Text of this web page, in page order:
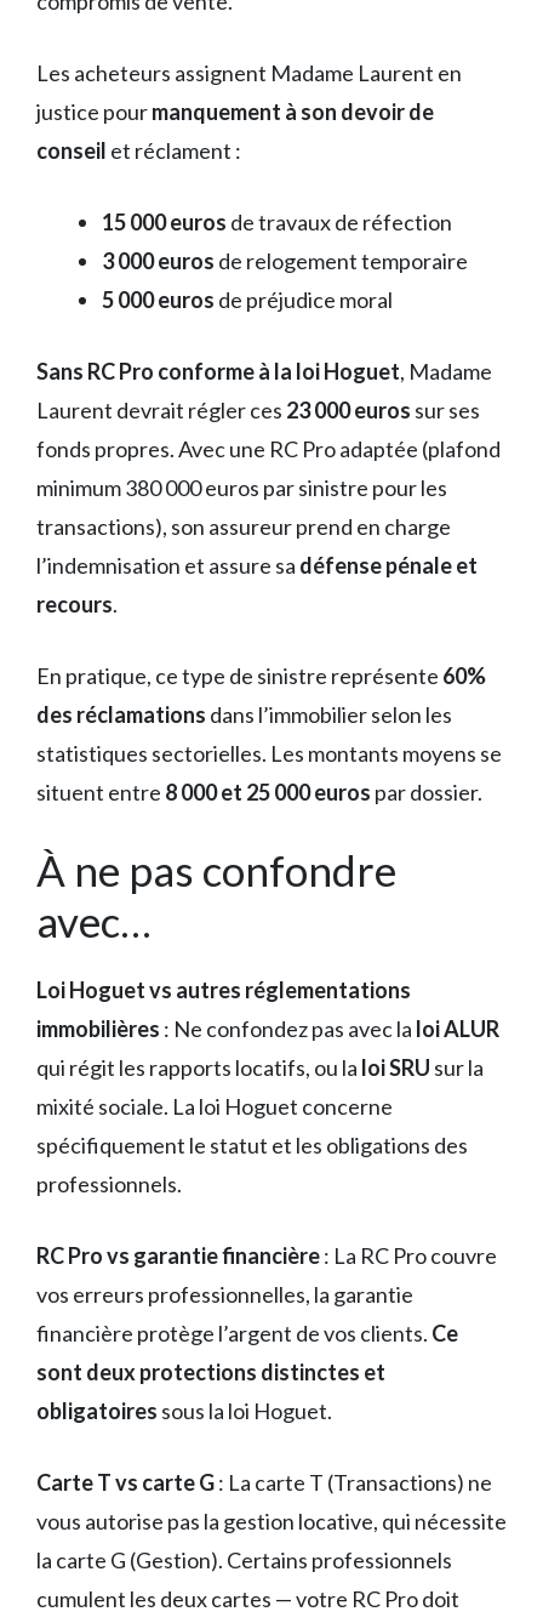
Les acheteurs assignent Madame Laurent en
justice pourmanquement à son devoir de
conseil et réclament :
15 000 euros de travaux de réfection
3 000 euros de relogement temporaire
5 000 euros de préjudice moral
Sans RC Pro conforme à la loi Hoguet, Madame
Laurent devrait régler ces 23 000 euros sur ses
fonds propres. Avec une RC Pro adaptée (plafond
minimum 380 000 euros par sinistre pour les
transactions), son assureur prend en charge
l’indemnisation et assure sa défense pénale et
recours.
En pratique, ce type de sinistre représente 60%
des réclamations dans l’immobilier selon les
statistiques sectorielles. Les montants moyens se
situent entre 8 000 et 25 000 euros par dossier.
À ne pas confondre
avec…
Loi Hoguet vs autres réglementations
immobilières : Ne confondez pas avec la loi ALUR
qui régit les rapports locatifs, ou la loi SRU sur la
mixité sociale. La loi Hoguet concerne
spécifiquement le statut et les obligations des
professionnels.
RC Pro vs garantie financière: La RC Pro couvre
vos erreurs professionnelles, la garantie
financière protège l’argent de vos clients. Ce
sont deux protections distinctes et
obligatoires sous la loi Hoguet.
Carte T vs carte G: La carte T (Transactions) ne
vous autorise pas la gestion locative, qui nécessite
la carte G (Gestion). Certains professionnels
cumulent les deux cartes — votre RC Pro doit